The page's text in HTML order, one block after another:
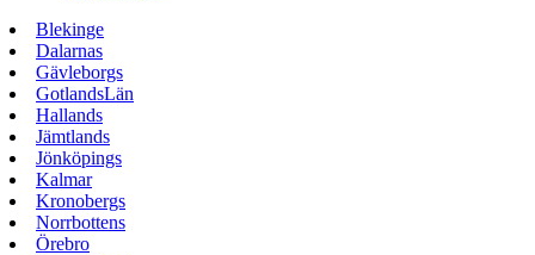
Blekinge
Dalarnas
Gävleborgs
GotlandsLän
Hallands
Jämtlands
Jönköpings
Kalmar
Kronobergs
Norrbottens
Örebro